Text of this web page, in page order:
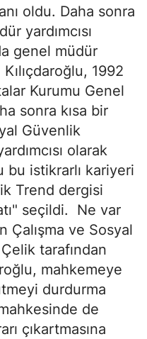
oldu. Daha sonra
yardımcısı
genel müdür
1992
Kurumu Genel
sonra kısa bir
Güvenlik
olarak
bu istikrarlı kariyeri
Trend dergisi
seçildi.
Ne var
Çalışma ve Sosyal
tarafından
mahkemeye
durdurma
de
çıkartmasına